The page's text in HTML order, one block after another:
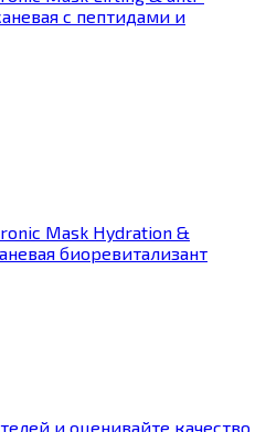
с пептидами и
Mask Hydration &
биоревитализант